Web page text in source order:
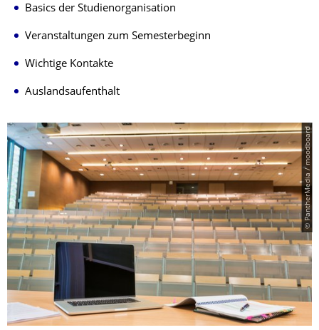
​Basics der Studienorganisation
Veranstaltungen zum Semesterbeginn
Wichtige Kontakte
Auslandsaufenthalt
© PantherMedia / moodboard